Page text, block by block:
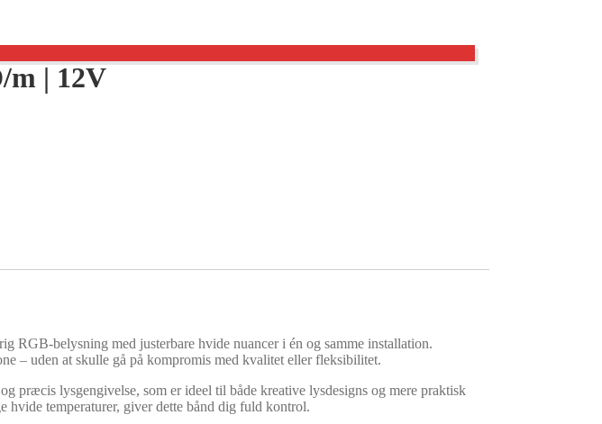
m | 12V
belysning med justerbare hvide nuancer i én og samme installation.
– uden at skulle gå på kompromis med kvalitet eller fleksibilitet.
lysgengivelse, som er ideel til både kreative lysdesigns og mere praktisk
hvide temperaturer, giver dette bånd dig fuld kontrol.